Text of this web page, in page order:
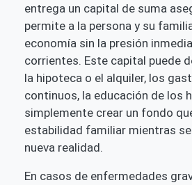
entrega un capital de suma
permite a la persona y su
economía sin la presión
corrientes. Este capital puede
la hipoteca o el alquiler, los
continuos, la educación de los
simplemente crear un fondo
estabilidad familiar mientras
nueva realidad.
En casos de enfermedades